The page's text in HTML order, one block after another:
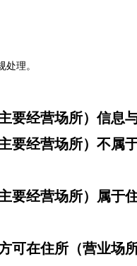
理。
要经营场所）信
要经营场所）不
要经营场所）属
可在住所（营业